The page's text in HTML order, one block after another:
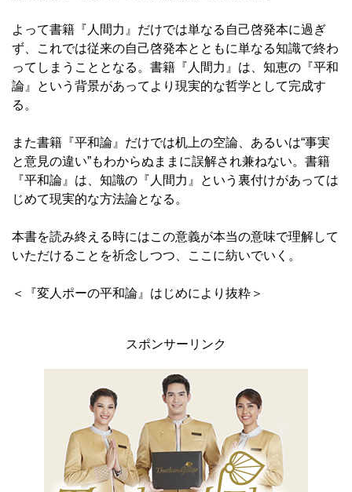
よって書籍『人間力』だけでは単なる自己啓発本に過ぎ
ず、これでは従来の自己啓発本とともに単なる知識で終わ
ってしまうこととなる。書籍『人間力』は、知恵の『平和
論』という背景があってより現実的な哲学として完成す
る。
また書籍『平和論』だけでは机上の空論、あるいは“事実
と意見の違い”もわからぬままに誤解され兼ねない。書籍
『平和論』は、知識の『人間力』という裏付けがあっては
じめて現実的な方法論となる。
本書を読み終える時にはこの意義が本当の意味で理解して
いただけることを祈念しつつ、ここに紡いでいく。
＜『変人ポーの平和論』はじめにより抜粋＞
スポンサーリンク